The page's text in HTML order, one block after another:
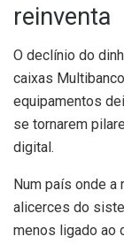
reinventa
O declínio do
caixas
equipamentos
se tornarem
digital.
Num país onde
alicerces do
menos ligado ao